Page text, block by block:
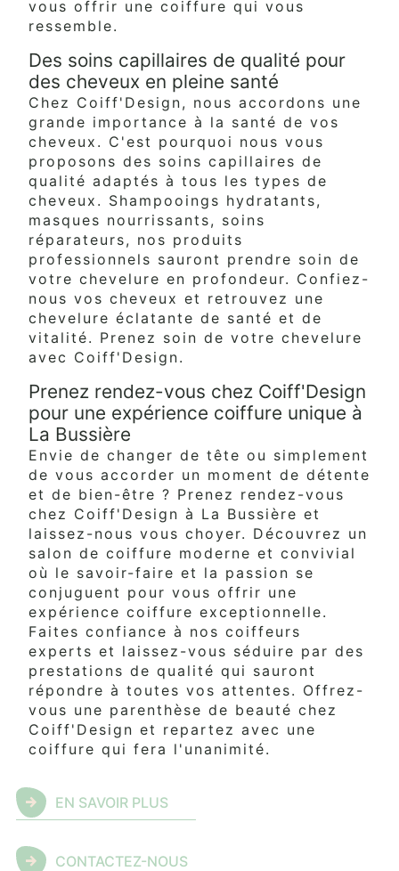
vous offrir une coiffure qui vous
ressemble.
Des soins capillaires de qualité pour
des cheveux en pleine santé
Chez Coiff'Design, nous accordons une
grande importance à la santé de vos
cheveux. C'est pourquoi nous vous
proposons des soins capillaires de
qualité adaptés à tous les types de
cheveux. Shampooings hydratants,
masques nourrissants, soins
réparateurs, nos produits
professionnels sauront prendre soin de
votre chevelure en profondeur. Confiez-
nous vos cheveux et retrouvez une
chevelure éclatante de santé et de
vitalité. Prenez soin de votre chevelure
avec Coiff'Design.
Prenez rendez-vous chez Coiff'Design
pour une expérience coiffure unique à
La Bussière
Envie de changer de tête ou simplement
de vous accorder un moment de détente
et de bien-être ? Prenez rendez-vous
chez Coiff'Design à La Bussière et
laissez-nous vous choyer. Découvrez un
salon de coiffure moderne et convivial
où le savoir-faire et la passion se
conjuguent pour vous offrir une
expérience coiffure exceptionnelle.
Faites confiance à nos coiffeurs
experts et laissez-vous séduire par des
prestations de qualité qui sauront
répondre à toutes vos attentes. Offrez-
vous une parenthèse de beauté chez
Coiff'Design et repartez avec une
coiffure qui fera l'unanimité.
EN SAVOIR PLUS
CONTACTEZ-NOUS